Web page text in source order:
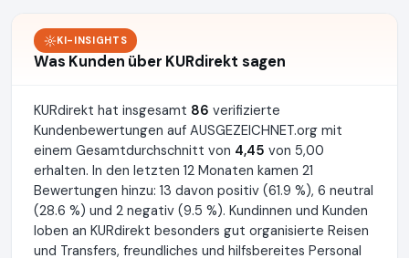
KI-INSIGHTS
Was Kunden über KURdirekt sagen
KURdirekt hat insgesamt 86 verifizierte
Kundenbewertungen auf AUSGEZEICHNET.org mit
einem Gesamtdurchschnitt von 4,45 von 5,00
erhalten. In den letzten 12 Monaten kamen 21
Bewertungen hinzu: 13 davon positiv (61.9 %), 6 neutral
(28.6 %) und 2 negativ (9.5 %). Kundinnen und Kunden
loben an KURdirekt besonders gut organisierte Reisen
und Transfers, freundliches und hilfsbereites Personal